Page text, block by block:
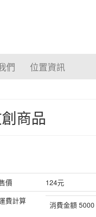
們 位置資訊
商品
價
124元
費計算
消費金額